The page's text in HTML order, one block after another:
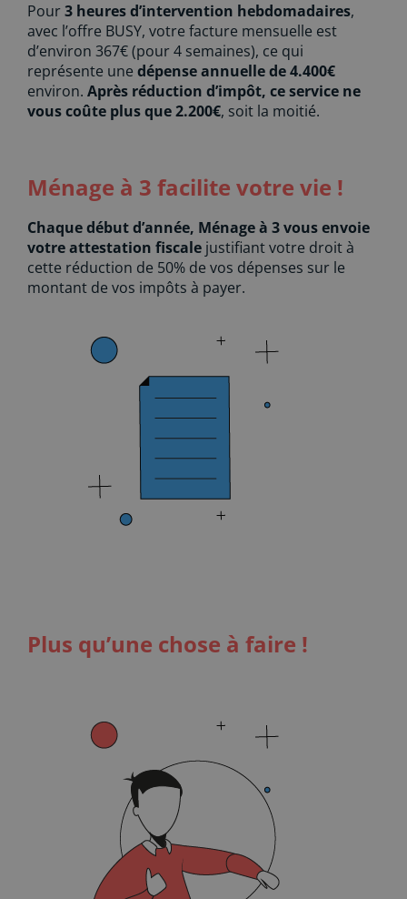
Pour3 heures d’intervention hebdomadaires,
avec l’offre BUSY, votre facture mensuelle est
d’environ 367€ (pour 4 semaines), ce qui
représente une dépense annuelle de 4.400€
environ. Après réduction d’impôt, ce service ne
vous coûte plus que 2.200€, soit la moitié.
Ménage à 3 facilite votre vie !
Chaque début d’année, Ménage à 3 vous envoie
votre attestation fiscale justifiant votre droit à
cette réduction de 50% de vos dépenses sur le
montant de vos impôts à payer.
Plus qu’une chose à faire !